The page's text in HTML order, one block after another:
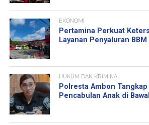
EKONOMI
Pertamina Perkuat
Layanan Penyaluran
HUKUM DAN KRIMINAL
Polresta Ambon
Pencabulan Anak di